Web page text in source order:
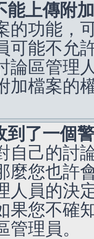
能上傳附
的功能，
可能不允
論區管理
加檔案的
到了一個
自己的討
麼您也許
人員的決
果您不確
理員。